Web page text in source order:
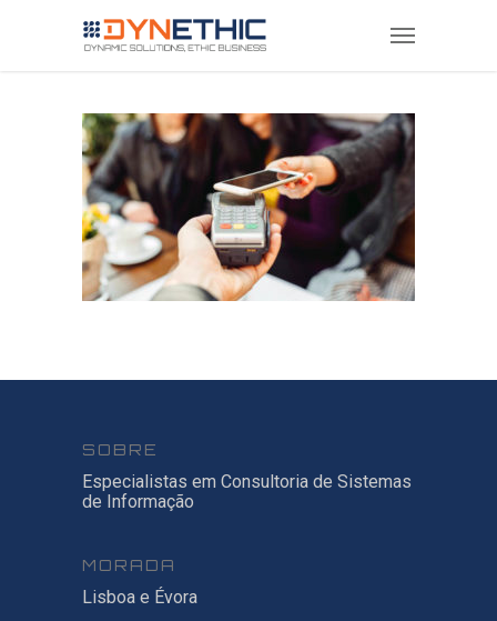
SOBRE
Especialistas em Consultoria de Sistemas
de Informação
MORADA
Lisboa e Évora